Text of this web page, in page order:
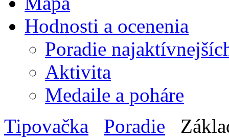
Hodnosti a ocenenia
Poradie
Aktivita
Medaile a poháre
Tipovačka
Poradie